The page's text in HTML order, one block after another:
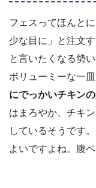
フェスってほんと
少な目に」と注文
と言いたくなる勢
ボリューミーな一
にでっかいチキン
はまろやか、チキ
しているそうです
よいですよね。腹